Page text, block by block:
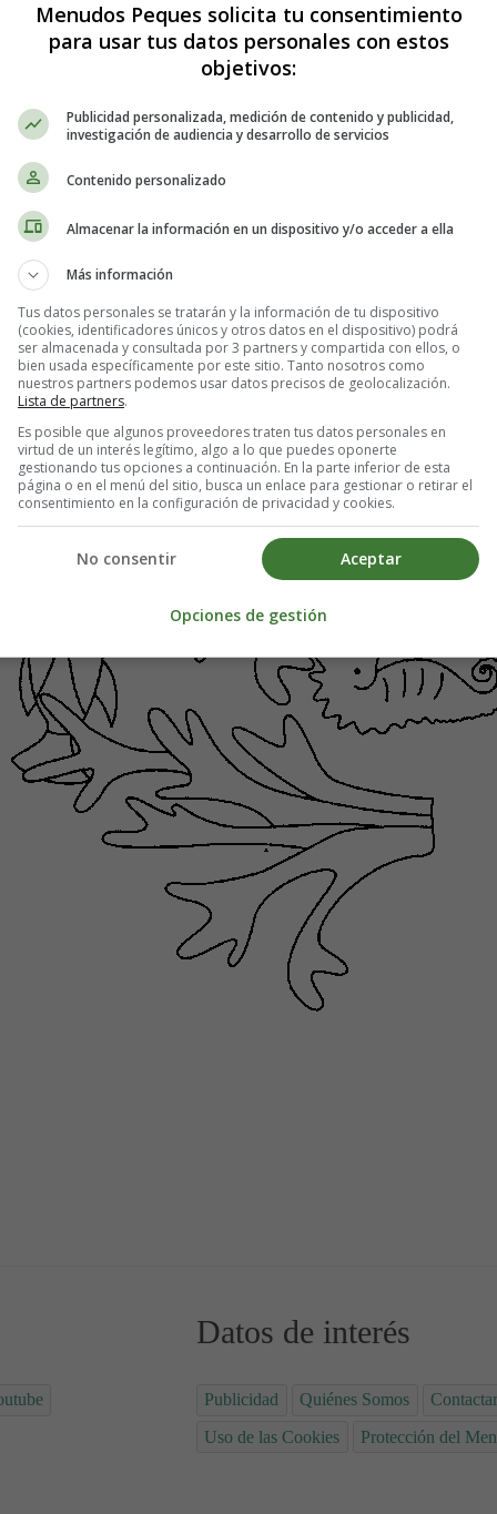
imprimir la lámina de colorear, es mejor guardarla primero en el
Lámina algas y corales 04 - Fondo marino.
Datos de interés
Publicidad Quiénes Somos Contactar
Uso de las Cookies
Protección del
Menudos Peques solicita tu consentimiento
para usar tus datos personales con estos
objetivos:
Publicidad personalizada, medición de contenido y publicidad,
investigación de audiencia y desarrollo de servicios
Contenido personalizado
Almacenar la información en un dispositivo y/o acceder a ella
Más información
Tus datos personales se tratarán y la información de tu dispositivo
(cookies, identificadores únicos y otros datos en el dispositivo) podrá
ser almacenada y consultada por 3 partners y compartida con ellos, o
bien usada específicamente por este sitio. Tanto nosotros como
nuestros partners podemos usar datos precisos de geolocalización.
Lista de partners.
Es posible que algunos proveedores traten tus datos personales en
virtud de un interés legítimo, algo a lo que puedes oponerte
gestionando tus opciones a continuación. En la parte inferior de esta
página o en el menú del sitio, busca un enlace para gestionar o retirar el
consentimiento en la configuración de privacidad y cookies.
Aceptar
No consentir
Opciones de gestión